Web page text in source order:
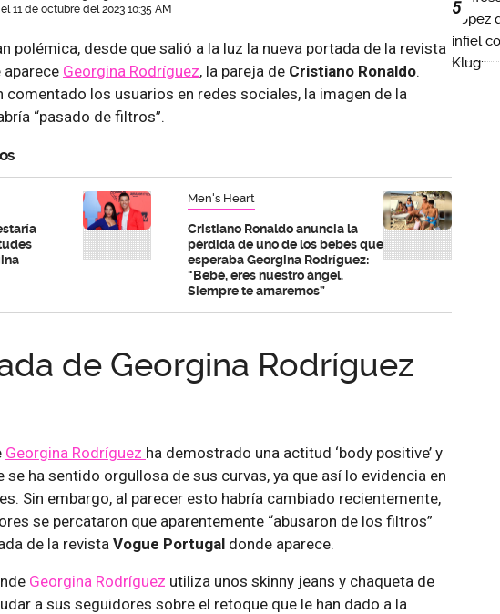
11 de octubre del 2023 10:35 AM
polémica, desde que salió a la luz la nueva portada de la revista
aparece Georgina Rodríguez, la pareja de Cristiano Ronaldo.
comentado los usuarios en redes sociales, la imagen de la
“pasado de filtros”.
Men's Heart
Cristiano Ronaldo anuncia la
pérdida de uno de los bebés que
esperaba Georgina Rodríguez:
"Bebé, eres nuestro ángel.
Siempre te amaremos”
de Georgina Rodríguez
Georgina Rodríguez ha demostrado una actitud ‘body positive’ y
se ha sentido orgullosa de sus curvas, ya que así lo evidencia en
Sin embargo, al parecer esto habría cambiado recientemente,
se percataron que aparentemente “abusaron de los filtros”
de la revista Vogue Portugal donde aparece.
Georgina Rodríguez utiliza unos skinny jeans y chaqueta de
a sus seguidores sobre el retoque que le han dado a la
5